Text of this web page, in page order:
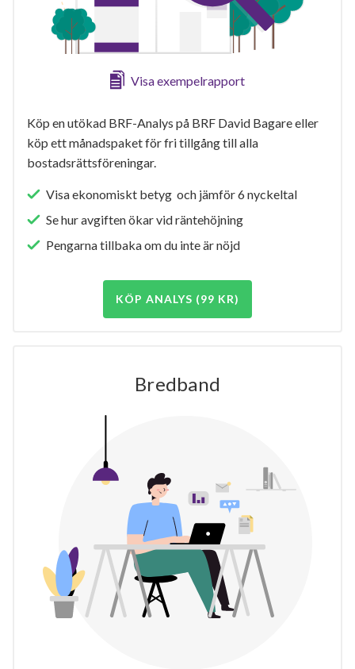
Visa exempelrapport
Köp en utökad BRF-Analys på BRF David Bagare eller
köp ett månadspaket för fri tillgång till alla
bostadsrättsföreningar.
Visa ekonomiskt betyg och jämför 6 nyckeltal
Se hur avgiften ökar vid räntehöjning
Pengarna tillbaka om du inte är nöjd
KÖP ANALYS (99 KR)
Bredband